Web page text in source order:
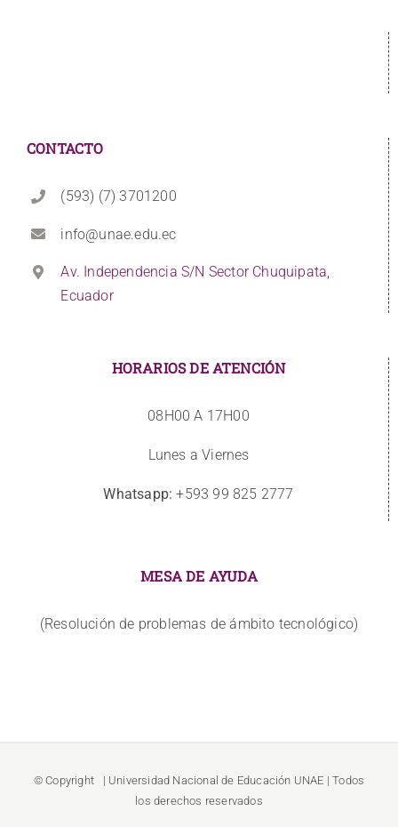
CONTACTO
(593) (7) 3701200
info@unae.edu.ec
Av. Independencia S/N Sector Chuquipata,
Ecuador
HORARIOS DE ATENCIÓN
08H00 A 17H00
Lunes a Viernes
Whatsapp: +593 99 825 2777
MESA DE AYUDA
(Resolución de problemas de ámbito tecnológico)
© Copyright | Universidad Nacional de Educación UNAE | Todos
los derechos reservados